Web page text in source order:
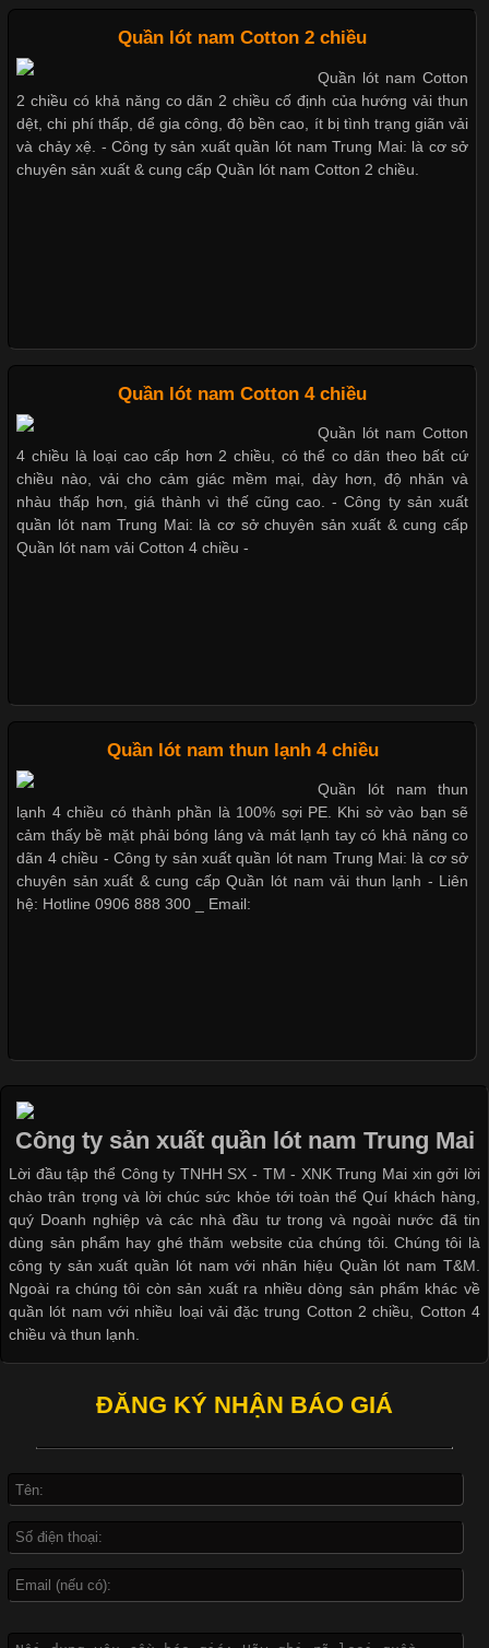
Chất Liệu Bamboo Xu Hướng Mới Trong Ngành Thời Trang
Cập nhật 2026-05-21 14:59:25
Trong những năm gần đây, vải Bamboo đang trở thành một
Những Loại Vải Thun Thông Dụng Và Đặc Điểm Nổi Bật
Cập nhật 2026-05-20 14:58:56
Vải thun là một trong những chất liệu được sử dụng rộng rãi
nhất trong ngành thời trang nhờ đặc tính co giãn, mềm mại và
thoải mái khi mặc. Từ áo thun, đồ thể thao cho đến đồ lót nam,
vải thun luôn đóng vai trò quan trọng trong quá trình sản xuất.
Cập nhật 2026-05-09 15:58:23
Các Form Áo Thun Phổ Biến Hiện Nay Và Xu Hướng Trong
Ngành May Mặc Áo thun là một trong những trang phục quen
thuộc và được sử dụng phổ biến nhất hiện nay. Không chỉ đa
dạng về màu sắc hay chất liệu, áo thun còn có nhiều form dáng
khác nhau để phù hợp với từng phong cách thời trang và nhu
cầu
Áo phông là một trong những trang phục phổ biến nhất trong
đời sống hiện đại nhờ sự tiện lợi, thoải mái và dễ phối đồ.
Không chỉ xuất hiện trong thời trang thường ngày, áo phông còn
được ứng dụng rộng rãi trong ngành sản xuất may mặc, đặc
biệt là các sản phẩm từ vải thun. Hiện nay,
Công Nghệ In Chuyển Nhiệt Trong Ngành Thời Trang Hiện
Cập nhật 2026-04-21 15:41:03
In Chuyển Nhiệt Là Gì? Công Nghệ In Hiện Đại Trong Ngành
là một trong những công nghệ phổ biến nhờ khả năng tạo ra
dụng rộng rãi trong sản xuất áo thun, đồ thể thao
Thị hiều quần lót nam bơi lội nam và nữ 2017
Mẫu quần lót nam giá rẻ sốt hè 2017
Những mẩu quần lót nam thông dụng hiện nay
Bộ sưu tập quần lót nam Boxer TpHCM
Dễ chịu hơn với quần lót nam giá rẻ vải Cotton 4 chiều
Quần lót nam Cotton 2 chiều
Quần lót nam Cotton
2 chiều có khả năng co dãn 2 chiều cố định của hướng vải thun
dệt, chi phí thấp, dể gia công, độ bền cao, ít bị tình trạng giãn vải
và chảy xệ. - Công ty sản xuất quần lót nam Trung Mai: là cơ sở
chuyên sản xuất & cung cấp Quần lót nam Cotton 2 chiều.
Quần lót nam Cotton 4 chiều
Quần lót nam Cotton
4 chiều là loại cao cấp hơn 2 chiều, có thể co dãn theo bất cứ
chiều nào, vải cho cảm giác mềm mại, dày hơn, độ nhăn và
nhàu thấp hơn, giá thành vì thế cũng cao. - Công ty sản xuất
quần lót nam Trung Mai: là cơ sở chuyên sản xuất & cung cấp
Quần lót nam vải Cotton 4 chiều -
Quần lót nam thun lạnh 4 chiều
Quần lót nam thun
lạnh 4 chiều có thành phần là 100% sợi PE. Khi sờ vào bạn sẽ
cảm thấy bề mặt phải bóng láng và mát lạnh tay có khả năng co
dãn 4 chiều - Công ty sản xuất quần lót nam Trung Mai: là cơ sở
chuyên sản xuất & cung cấp Quần lót nam vải thun lạnh - Liên
hệ: Hotline 0906 888 300 _ Email:
Công ty sản xuất quần lót nam Trung Mai
Lời đầu tập thể Công ty TNHH SX - TM - XNK Trung Mai xin gởi lời
chào trân trọng và lời chúc sức khỏe tới toàn thể Quí khách hàng,
quý Doanh nghiệp và các nhà đầu tư trong và ngoài nước đã tin
dùng sản phẩm hay ghé thăm website của chúng tôi. Chúng tôi là
công ty sản xuất quần lót nam với nhãn hiệu Quần lót nam T&M.
Ngoài ra chúng tôi còn sản xuất ra nhiều dòng sản phẩm khác về
quần lót nam với nhiều loại vải đặc trung Cotton 2 chiều, Cotton 4
chiều và thun lạnh.
ĐĂNG KÝ NHẬN BÁO GIÁ